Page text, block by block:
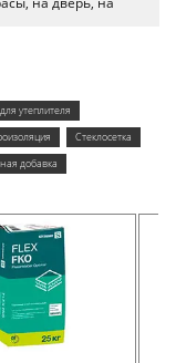
утеплителя
Стеклосетка
добавка